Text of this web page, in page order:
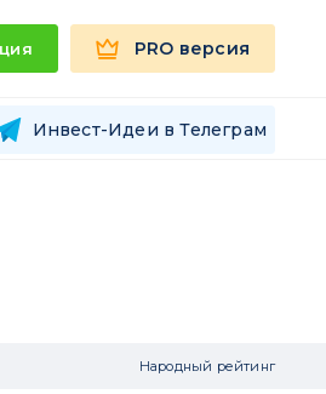
PRO версия
Инвест-Идеи в Телеграм
Народный рейтинг